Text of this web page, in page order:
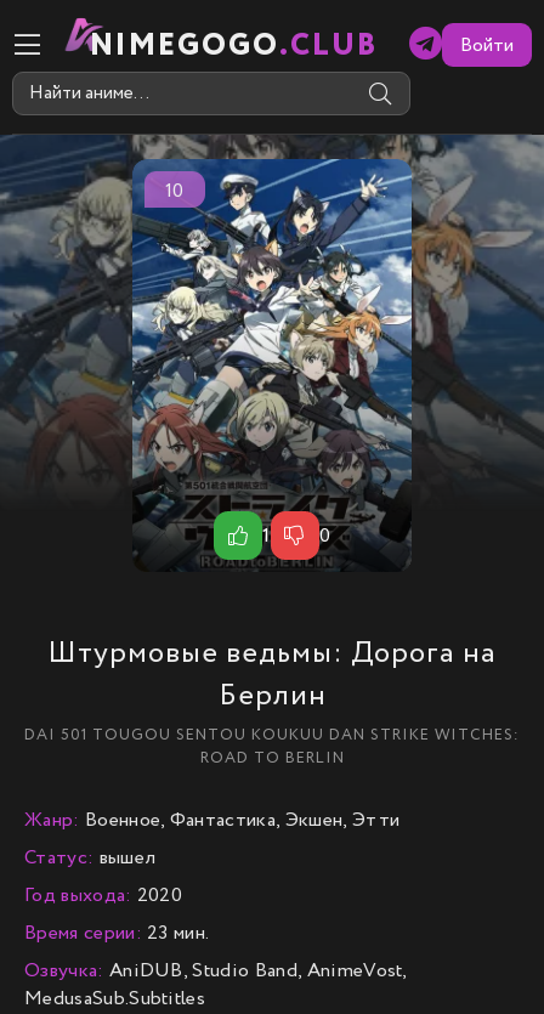
NIMEGOGO.CLUB Войти
Штурмовые ведьмы: Дорога на
Берлин
DAI 501 TOUGOU SENTOU KOUKUU DAN STRIKE WITCHES:
ROAD TO BERLIN
10
1 0
Жанр: Военное, Фантастика, Экшен, Этти
Статус: вышел
Год выхода: 2020
Время серии: 23 мин.
Озвучка: AniDUB, Studio Band, AnimeVost,
MedusaSub.Subtitles